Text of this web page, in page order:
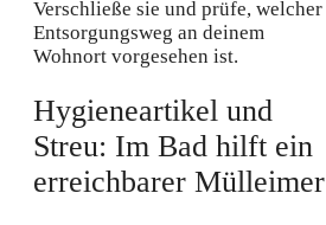
Verschließe sie und prüfe, welcher
Entsorgungsweg an deinem
Wohnort vorgesehen ist.
Hygieneartikel und
Streu: Im Bad hilft ein
erreichbarer Mülleimer